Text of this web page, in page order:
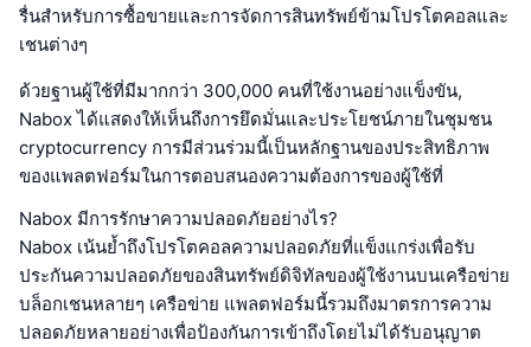
รื่นสำหรับการซื้อขายและการจัดการสินทรัพย์ข้ามโปรโตคอลและ
เชนต่างๆ
ด้วยฐานผู้ใช้ที่มีมากกว่า 300,000 คนที่ใช้งานอย่างแข็งขัน,
Nabox ได้แสดงให้เห็นถึงการยึดมั่นและประโยชน์ภายในชุมชน
cryptocurrency การมีส่วนร่วมนี้เป็นหลักฐานของประสิทธิภาพ
ของแพลตฟอร์มในการตอบสนองความต้องการของผู้ใช้ที่
Nabox มีการรักษาความปลอดภัยอย่างไร?
Nabox เน้นย้ำถึงโปรโตคอลความปลอดภัยที่แข็งแกร่งเพื่อรับ
ประกันความปลอดภัยของสินทรัพย์ดิจิทัลของผู้ใช้งานบนเครือข่าย
บล็อกเชนหลายๆ เครือข่าย แพลตฟอร์มนี้รวมถึงมาตรการความ
ปลอดภัยหลายอย่างเพื่อป้องกันการเข้าถึงโดยไม่ได้รับอนุญาต